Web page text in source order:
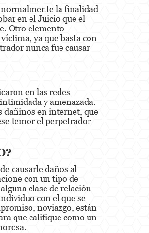
normalmente la finalidad
en el Juicio que el
Otro elemento
ya que basta con
nunca fue causar
en las redes
y amenazada.
dañinos en internet, que
temor el perpetrador
causarle daños al
con un tipo de
clase de relación
con el que se
noviazgo, están
que califique como un